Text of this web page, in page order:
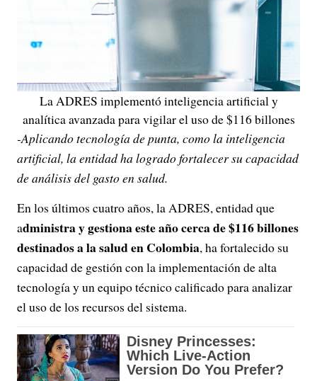
La ADRES implementó inteligencia artificial y
analítica avanzada para vigilar el uso de $116 billones
-Aplicando tecnología de punta, como la inteligencia
artificial, la entidad ha logrado fortalecer su capacidad
de análisis del gasto en salud.
En los últimos cuatro años, la ADRES, entidad que
administra y gestiona este año cerca de $116 billones
destinados a la salud en Colombia, ha fortalecido su
capacidad de gestión con la implementación de alta
tecnología y un equipo técnico calificado para analizar
el uso de los recursos del sistema.